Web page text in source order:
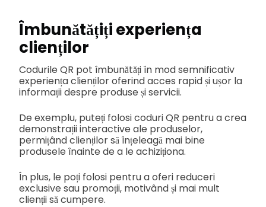
Îmbunătățiți experiența
clienților
Codurile QR pot îmbunătăți în mod semnificativ
experiența clienților oferind acces rapid și ușor la
informații despre produse și servicii.
De exemplu, puteți folosi coduri QR pentru a crea
demonstrații interactive ale produselor,
permițând clienților să înțeleagă mai bine
produsele înainte de a le achiziționa.
În plus, le poți folosi pentru a oferi reduceri
exclusive sau promoții, motivând și mai mult
clienții să cumpere.